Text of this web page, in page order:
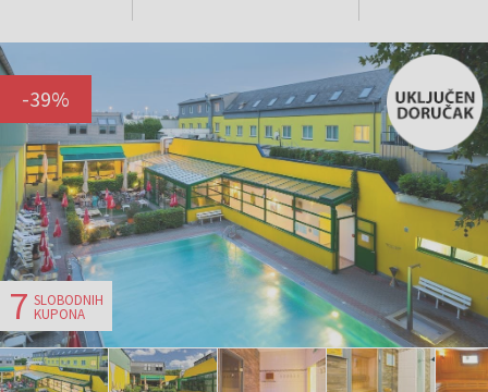
-39%
7 SLOBODNIH
KUPONA